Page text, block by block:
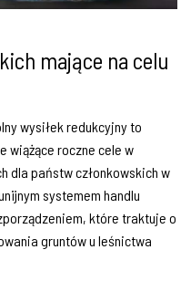
mające na celu
wysiłek redukcyjny to
wiążące roczne cele w
dla państw członkowskich w
systemem handlu
które traktuje o
gruntów u leśnictwa